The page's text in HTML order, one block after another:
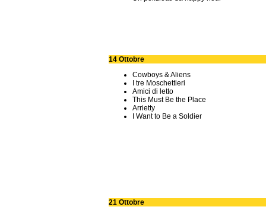
14 Ottobre
Cowboys & Aliens
I tre Moschettieri
Amici di letto
This Must Be the Place
Arrietty
I Want to Be a Soldier
21 Ottobre